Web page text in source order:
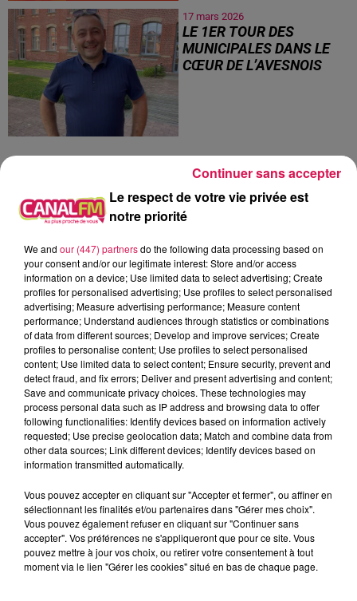
17 mars 2026
LE 1ER TOUR DES
MUNICIPALES DANS LE
CŒUR DE L’AVESNOIS
14 15 16
JEU
Fin : 30 août 2026
Le respect de votre vie privée est
notre priorité
We and our (447) partnersdo the following data processing based on
your consent and/or our legitimate interest: Store and/or access
information on a device; Use limited data to select advertising; Create
profiles for personalised advertising; Use profiles to select personalised
advertising; Measure advertising performance; Measure content
performance; Understand audiences through statistics or combinations
of data from different sources; Develop and improve services; Create
profiles to personalise content; Use profiles to select personalised
content; Use limited data to select content; Ensure security, prevent and
detect fraud, and fix errors; Deliver and present advertising and content;
Save and communicate privacy choices. These technologies may
process personal data such as IP address and browsing data to offer
following functionalities: Identify devices based on information actively
requested; Use precise geolocation data; Match and combine data from
other data sources; Link different devices; Identify devices based on
information transmitted automatically.
Vous pouvez accepter en cliquant sur "Accepter et fermer", ou affiner en
sélectionnant les finalités et/ou partenaires dans "Gérer mes choix".
Vous pouvez également refuser en cliquant sur "Continuer sans
accepter". Vos préférences ne s'appliqueront que pour ce site. Vous
pouvez mettre à jour vos choix, ou retirer votre consentement à tout
moment via le lien "Gérer les cookies" situé en bas de chaque page.
Continuer sans accepter